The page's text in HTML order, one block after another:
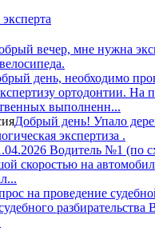
вечер, мне нужна
день, необходимо
ортодонтии. На
выполненн...
Добрый день! Упало
экспертиза .
Водитель №1 (по
скоростью на
на проведение
разбирательства